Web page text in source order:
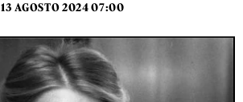
13 AGOSTO 2024 07:00